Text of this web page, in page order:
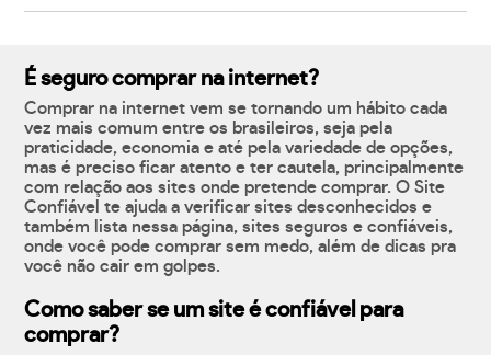
É seguro comprar na internet?
Comprar na internet vem se tornando um hábito cada
vez mais comum entre os brasileiros, seja pela
praticidade, economia e até pela variedade de opções,
mas é preciso ficar atento e ter cautela, principalmente
com relação aos sites onde pretende comprar. O Site
Confiável te ajuda a verificar sites desconhecidos e
também lista nessa página, sites seguros e confiáveis,
onde você pode comprar sem medo, além de dicas pra
você não cair em golpes.
Como saber se um site é confiável para
comprar?